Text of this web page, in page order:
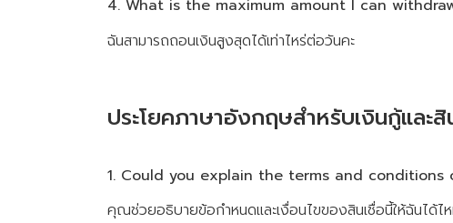
4. What is the maximum amount I can
ฉันสามารถถอนเงินสูงสุดได้เท่าไหร่ต่อวันคะ
ประโยคภาษาอังกฤษสำหรับเงินกู้และสิ
1. Could you explain the terms and
คุณช่วยอธิบายข้อกำหนดและเงื่อนไขของสินเชื่อนี้ให้ฉันได้ไห